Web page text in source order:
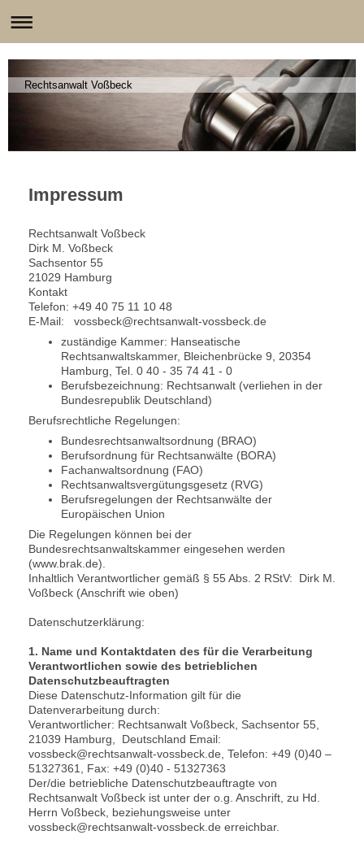
Rechtsanwalt Voßbeck
Impressum
Rechtsanwalt Voßbeck
Dirk M. Voßbeck
Sachsentor 55
21029 Hamburg
Kontakt
Telefon: +49 40 75 11 10 48
E-Mail: vossbeck@rechtsanwalt-vossbeck.de
zuständige Kammer: Hanseatische
Rechtsanwaltskammer, Bleichenbrücke 9, 20354
Hamburg, Tel. 0 40 - 35 74 41 - 0
Berufsbezeichnung: Rechtsanwalt (verliehen in der
Bundesrepublik Deutschland)
Berufsrechtliche Regelungen:
Bundesrechtsanwaltsordnung (BRAO)
Berufsordnung für Rechtsanwälte (BORA)
Fachanwaltsordnung (FAO)
Rechtsanwaltsvergütungsgesetz (RVG)
Berufsregelungen der Rechtsanwälte der
Europäischen Union
Die Regelungen können bei der
Bundesrechtsanwaltskammer eingesehen werden
(www.brak.de).
Inhaltlich Verantwortlicher gemäß § 55 Abs. 2 RStV: Dirk M.
Voßbeck (Anschrift wie oben)
Datenschutzerklärung:
1. Name und Kontaktdaten des für die Verarbeitung
Verantwortlichen sowie des betrieblichen
Datenschutzbeauftragten
Diese Datenschutz-Information gilt für die
Datenverarbeitung durch:
Verantwortlicher: Rechtsanwalt Voßbeck, Sachsentor 55,
21039 Hamburg, Deutschland Email:
vossbeck@rechtsanwalt-vossbeck.de, Telefon: +49 (0)40 –
51327361, Fax: +49 (0)40 - 51327363
Der/die betriebliche Datenschutzbeauftragte von
Rechtsanwalt Voßbeck ist unter der o.g. Anschrift, zu Hd.
Herrn Voßbeck, beziehungsweise unter
vossbeck@rechtsanwalt-vossbeck.de erreichbar.